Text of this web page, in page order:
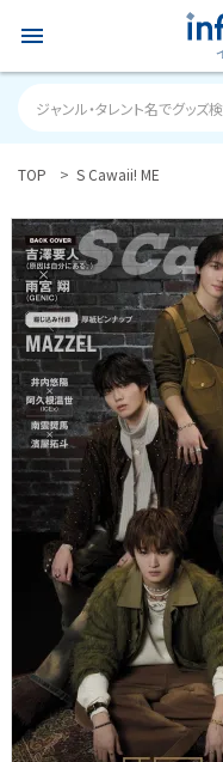
menu
ACCOUNT MENU
ようこそ ゲスト 様
meeting_room ログイン person
カテゴリーから探す
雑誌
S Cawaii! ME
声優写真集・フォトブック
声優グッズ
グラビア
TOP S Cawaii! ME